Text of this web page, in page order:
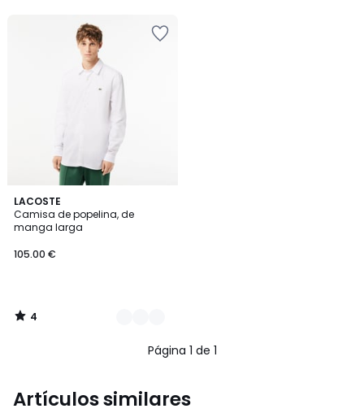
LACOSTE
Camisa de popelina, de
manga larga
105.00 €
4
/
5
2
Colores
4
/
Página 1 de 1
Artículos similares